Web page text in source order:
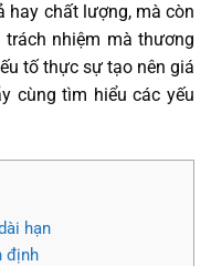
hay chất lượng, mà còn
nhiệm mà thương
tố thực sự tạo nên giá
cùng tìm hiểu các yếu
hạn
định